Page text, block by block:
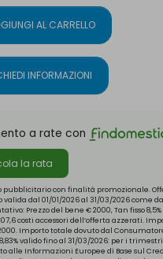
AL CARRELLO
INFORMAZIONI
a rate con
la rata
pubblicitario con finalità promozionale.
dal 01/01/2026 al 31/03/2026 come
Prezzo del bene € 2000, Tan fisso 8,5%
costi accessori dell’offerta azzerati.
Importo totale dovuto dal Consumatore
8,83% valido fino al 31/03/2026: per i
alle Informazioni Europee di Base sul